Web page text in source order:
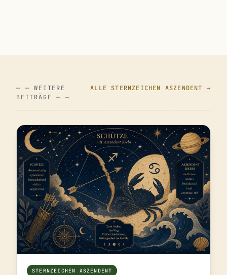
— — WEITERE
BEITRÄGE — —
ALLE STERNZEICHEN ASZENDENT →
STERNZEICHEN ASZENDENT